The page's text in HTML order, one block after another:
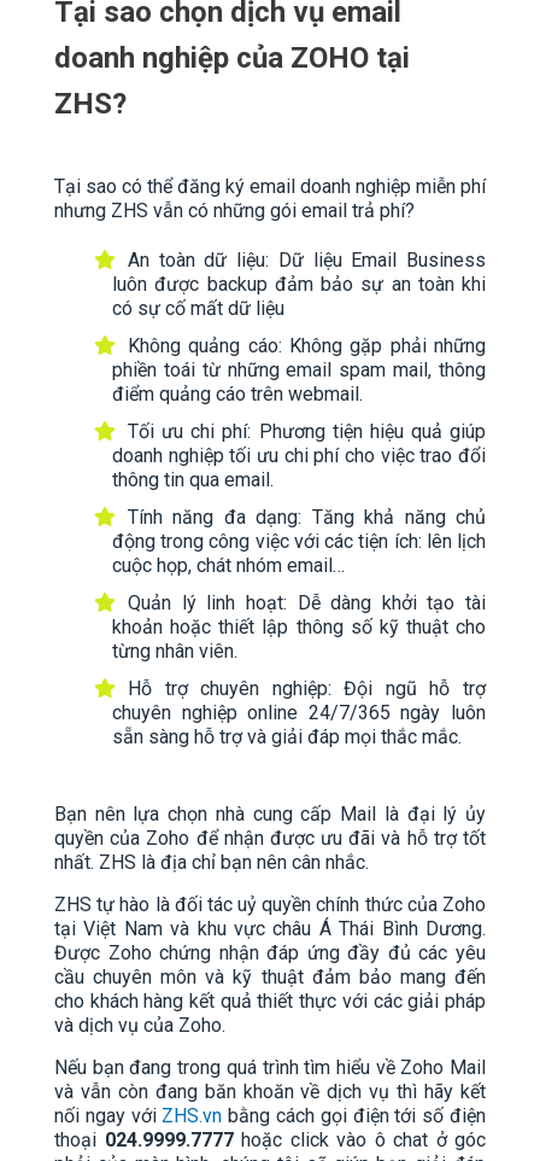
Tại sao chọn dịch vụ email
doanh nghiệp của ZOHO tại
ZHS?
Tại sao có thể đăng ký email doanh nghiệp miễn phí
nhưng ZHS vẫn có những gói email trả phí?
An toàn dữ liệu: Dữ liệu Email Business
luôn được backup đảm bảo sự an toàn khi
có sự cố mất dữ liệu
Không quảng cáo: Không gặp phải những
phiền toái từ những email spam mail, thông
điểm quảng cáo trên webmail.
Tối ưu chi phí: Phương tiện hiệu quả giúp
doanh nghiệp tối ưu chi phí cho việc trao đổi
thông tin qua email.
Tính năng đa dạng: Tăng khả năng chủ
động trong công việc với các tiện ích: lên lịch
cuộc họp, chát nhóm email…
Quản lý linh hoạt: Dễ dàng khởi tạo tài
khoản hoặc thiết lập thông số kỹ thuật cho
từng nhân viên.
Hỗ trợ chuyên nghiệp: Đội ngũ hỗ trợ
chuyên nghiệp online 24/7/365 ngày luôn
sẵn sàng hỗ trợ và giải đáp mọi thắc mắc.
Bạn nên lựa chọn nhà cung cấp Mail là đại lý ủy
quyền của Zoho để nhận được ưu đãi và hỗ trợ tốt
nhất. ZHS là địa chỉ bạn nên cân nhắc.
ZHS tự hào là đối tác uỷ quyền chính thức của Zoho
tại Việt Nam và khu vực châu Á Thái Bình Dương.
Được Zoho chứng nhận đáp ứng đầy đủ các yêu
cầu chuyên môn và kỹ thuật đảm bảo mang đến
cho khách hàng kết quả thiết thực với các giải pháp
và dịch vụ của Zoho.
Nếu bạn đang trong quá trình tìm hiểu về Zoho Mail
và vẫn còn đang băn khoăn về dịch vụ thì hãy kết
nối ngay với ZHS.vn bằng cách gọi điện tới số điện
thoại 024.9999.7777hoặc click vào ô chat ở góc